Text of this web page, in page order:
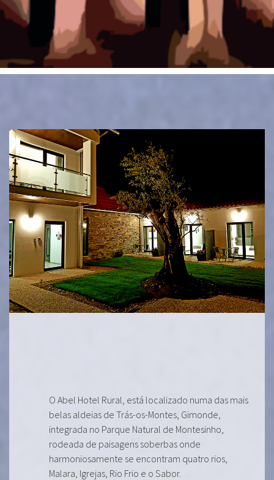
O Abel Hotel Rural, está localizado numa das mais
belas aldeias de Trás-os-Montes, Gimonde,
integrada no Parque Natural de Montesinho,
rodeada de paisagens soberbas onde
harmoniosamente se encontram quatro rios,
Malara, Igrejas, Rio Frio e o Sabor.